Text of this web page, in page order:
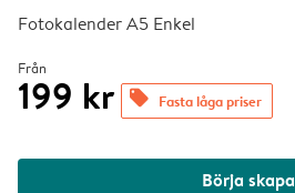
Fotokalender A5 Enkel
Från
199 kr offers Fasta låga priser
Börja skapa